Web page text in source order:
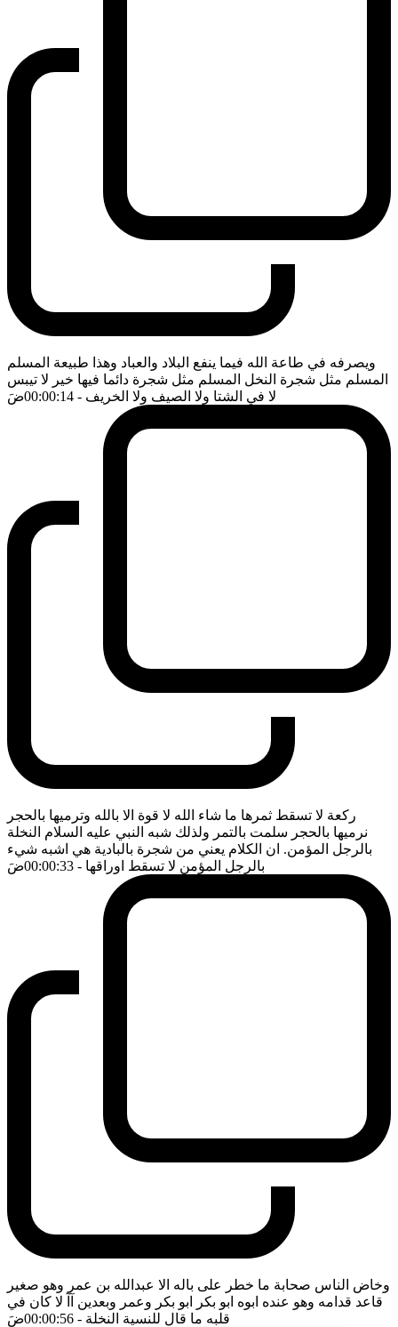
ويصرفه في طاعة الله فيما ينفع البلاد والعباد وهذا طبيعة المسلم
المسلم مثل شجرة النخل المسلم مثل شجرة دائما فيها خير لا تيبس
لا في الشتا ولا الصيف ولا الخريف - 00:00:14 ضَ
ركعة لا تسقط ثمرها ما شاء الله لا قوة الا بالله وترميها بالحجر
نرميها بالحجر سلمت بالتمر ولذلك شبه النبي عليه السلام النخلة
بالرجل المؤمن. ان الكلام يعني من شجرة بالبادية هي اشبه شيء
بالرجل المؤمن لا تسقط اوراقها - 00:00:33 ضَ
وخاض الناس صحابة ما خطر على باله الا عبدالله بن عمر وهو صغير
قاعد قدامه وهو عنده ابوه ابو بكر ابو بكر وعمر وبعدين آآ لا كان في
قلبه ما قال للنسية النخلة - 00:00:56 ضَ